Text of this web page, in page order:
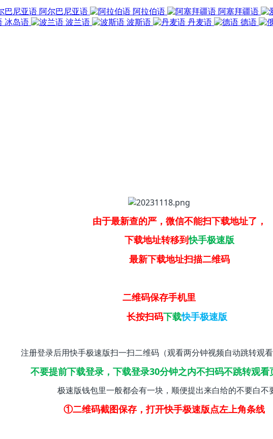
阿尔巴尼亚语 阿拉伯语
阿塞拜疆语
冰岛语 波兰语 波斯语 丹麦语 德语
由于最新查的严，微信不能扫下载地址了，
下载地址转移到快手极速版
最新下载地址扫描二维码
二维码保存手机里
长按扫码下载快手极速版
注册登录后用快手极速版扫一扫二维码（观看两分钟视频自动跳转观
不要提前下载登录，下载登录30分钟之内不扫码不跳转观看
极速版钱包里一般都会有一块，顺便提出来白给的不要白不
①二维码截图保存，打开快手极速版点左上角条线